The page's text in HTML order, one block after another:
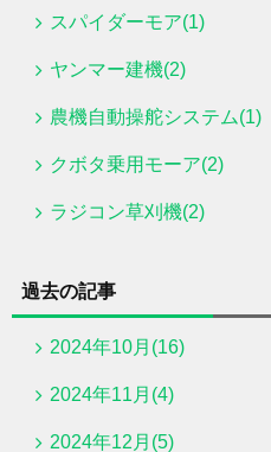
スパイダーモア(1)
ヤンマー建機(2)
農機自動操舵システム(1)
クボタ乗用モーア(2)
ラジコン草刈機(2)
過去の記事
2024年10月(16)
2024年11月(4)
2024年12月(5)